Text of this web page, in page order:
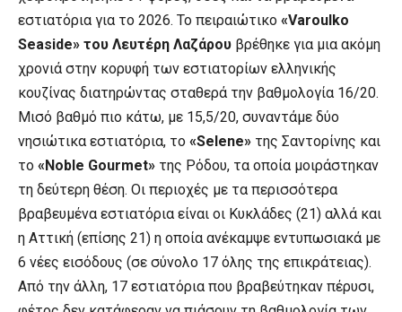
εστιατόρια για το 2026. Το πειραιώτικο «Varoulko
Seaside» του Λευτέρη Λαζάρου βρέθηκε για μια ακόμη
χρονιά στην κορυφή των εστιατορίων ελληνικής
κουζίνας διατηρώντας σταθερά την βαθμολογία 16/20.
Μισό βαθμό πιο κάτω, με 15,5/20, συναντάμε δύο
νησιώτικα εστιατόρια, το «Selene» της Σαντορίνης και
το «Noble Gourmet» της Ρόδου, τα οποία μοιράστηκαν
τη δεύτερη θέση. Οι περιoχές με τα περισσότερα
βραβευμένα εστιατόρια είναι οι Κυκλάδες (21) αλλά και
η Αττική (επίσης 21) η οποία ανέκαμψε εντυπωσιακά με
6 νέες εισόδους (σε σύνολο 17 όλης της επικράτειας).
Από την άλλη, 17 εστιατόρια που βραβεύτηκαν πέρυσι,